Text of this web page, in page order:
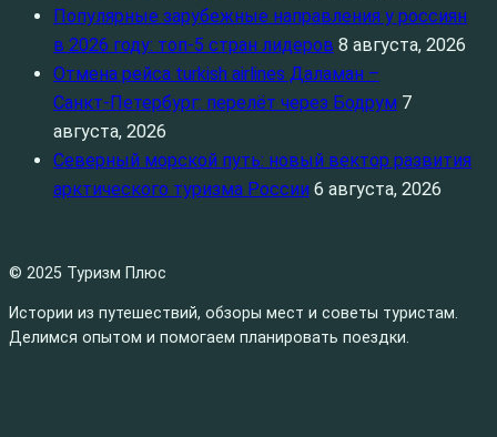
Популярные зарубежные направления у россиян
в 2026 году: топ‑5 стран лидеров 8 августа, 2026
Отмена рейса turkish airlines Даламан –
Санкт‑Петербург: перелёт через Бодрум 7
августа, 2026
Северный морской путь: новый вектор развития
арктического туризма России 6 августа, 2026
© 2025 Туризм Плюс
Истории из путешествий, обзоры мест и советы туристам.
Делимся опытом и помогаем планировать поездки.